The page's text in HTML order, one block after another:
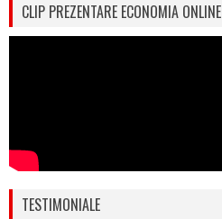
CLIP PREZENTARE ECONOMIA ONLINE
TESTIMONIALE